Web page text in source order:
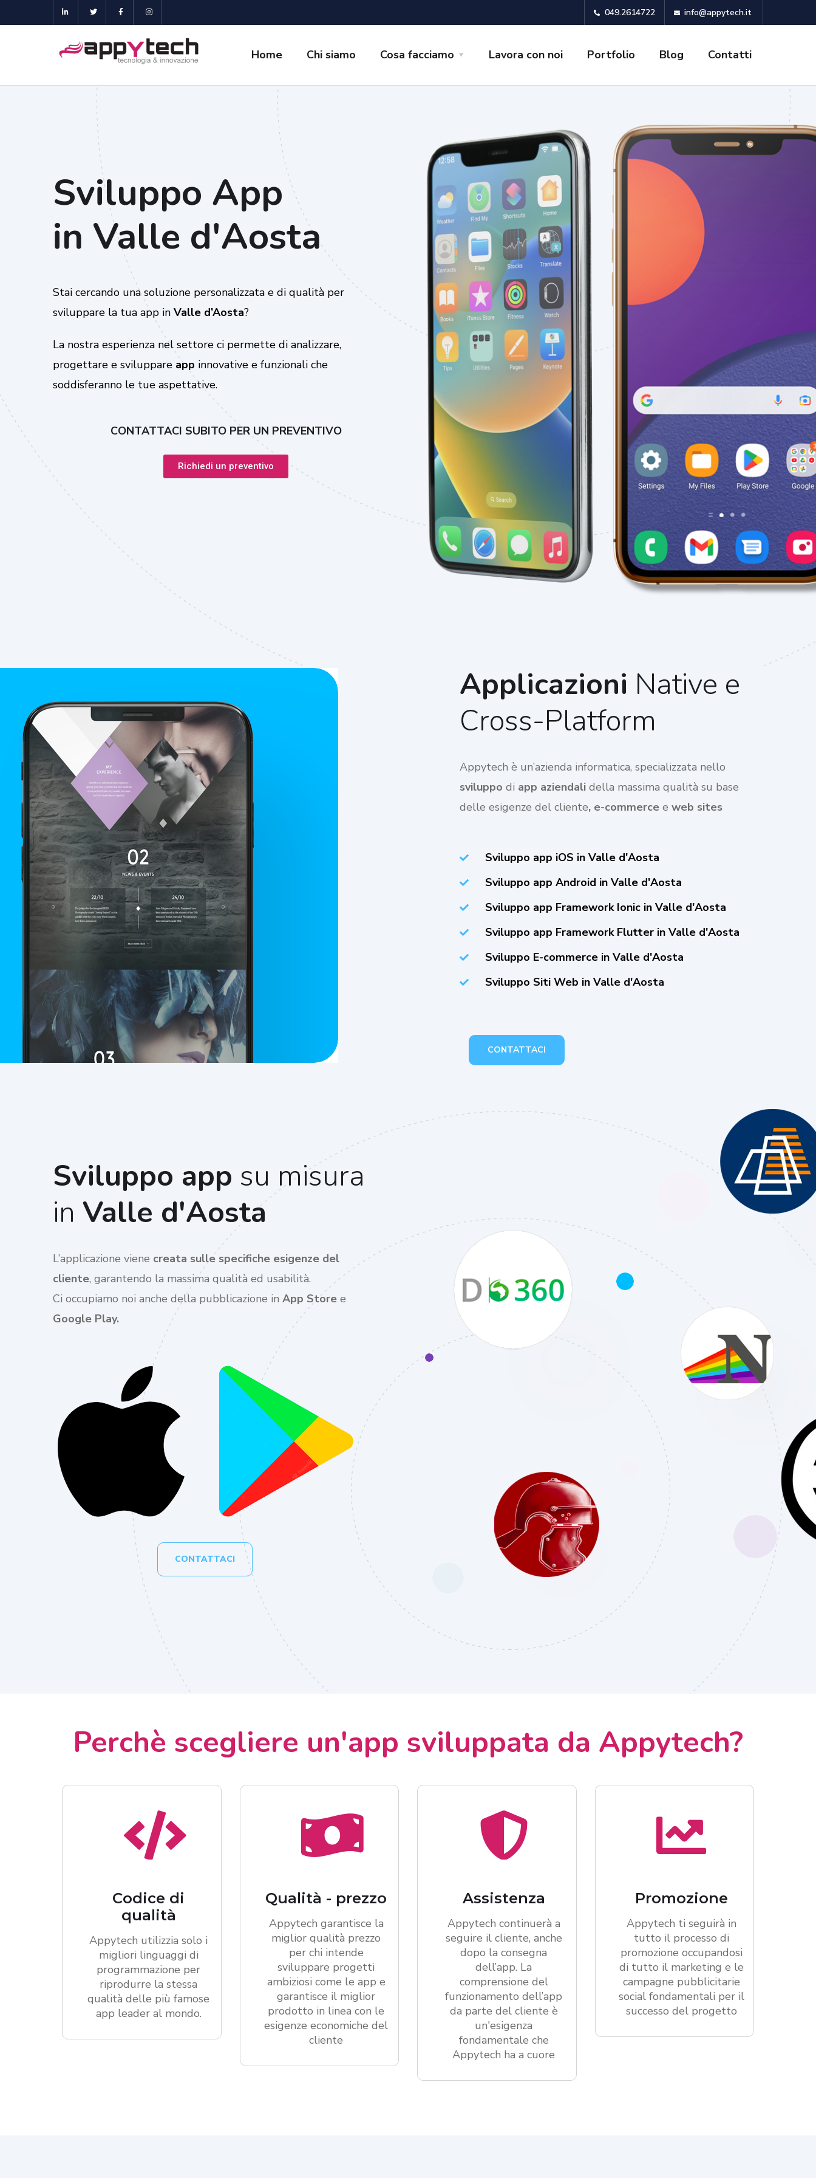
049.2614722 info@appytech.it
Home Chi siamo Cosa facciamo Lavora con noi Portfolio Blog Contatti
Sviluppo App
in Valle d'Aosta
Stai cercando una soluzione personalizzata e di qualità per
sviluppare la tua app in Valle d’Aosta?
La nostra esperienza nel settore ci permette di analizzare,
progettare e sviluppare app innovative e funzionali che
soddisferanno le tue aspettative.
CONTATTACI SUBITO PER UN PREVENTIVO
Richiedi un preventivo
Applicazioni Native e
Cross-Platform
Appytech è un’azienda informatica, specializzata nello
sviluppo di app aziendali della massima qualità su base
delle esigenze del cliente, e-commerce e web sites
Sviluppo app iOS in Valle d'Aosta
Sviluppo app Android in Valle d'Aosta
Sviluppo app Framework Ionic in Valle d'Aosta
Sviluppo app Framework Flutter in Valle d'Aosta
Sviluppo E-commerce in Valle d'Aosta
Sviluppo Siti Web in Valle d'Aosta
CONTATTACI
Sviluppo app su misura
in Valle d'Aosta
L’applicazione viene creata sulle specifiche esigenze del
cliente, garantendo la massima qualità ed usabilità.
Ci occupiamo noi anche della pubblicazione in App Store e
Google Play.
CONTATTACI
Perchè scegliere un'app sviluppata da Appytech?
Codice di
qualità
Appytech utilizzia solo i
migliori linguaggi di
programmazione per
riprodurre la stessa
qualità delle più famose
app leader al mondo.
Qualità - prezzo
Appytech garantisce la
miglior qualità prezzo
per chi intende
sviluppare progetti
ambiziosi come le app e
garantisce il miglior
prodotto in linea con le
esigenze economiche del
cliente
Assistenza
Appytech continuerà a
seguire il cliente, anche
dopo la consegna
dell’app. La
comprensione del
funzionamento dell’app
da parte del cliente è
un'esigenza
fondamentale che
Appytech ha a cuore
Promozione
Appytech ti seguirà in
tutto il processo di
promozione occupandosi
di tutto il marketing e le
campagne pubblicitarie
social fondamentali per il
successo del progetto